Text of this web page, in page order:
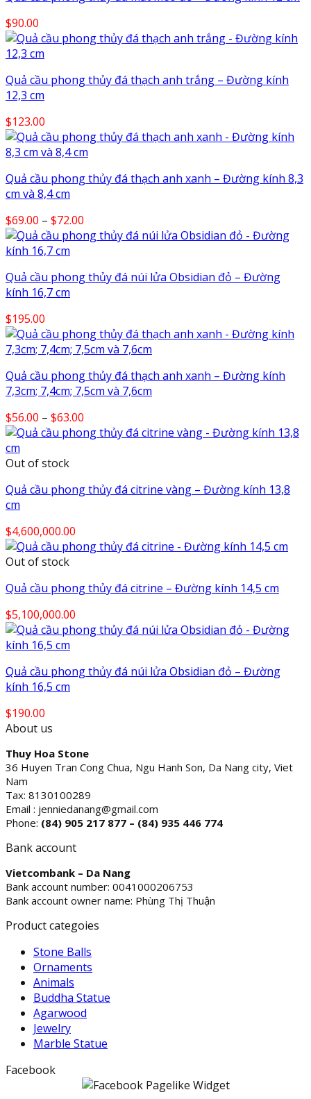
$90.00
Quả cầu phong thủy đá thạch anh trắng – Đường kính
12,3 cm
$123.00
Quả cầu phong thủy đá thạch anh xanh – Đường kính 8,3
cm và 8,4 cm
$69.00 – $72.00
range:
$72.00
Quả cầu phong thủy đá núi lửa Obsidian đỏ – Đường
kính 16,7 cm
$195.00
Quả cầu phong thủy đá thạch anh xanh – Đường kính
7,3cm; 7,4cm; 7,5cm và 7,6cm
$56.00 – $63.00
range:
Out of stock
Quả cầu phong thủy đá citrine vàng – Đường kính 13,8
cm
$4,600,000.00
Out of stock
Quả cầu phong thủy đá citrine – Đường kính 14,5 cm
$5,100,000.00
Quả cầu phong thủy đá núi lửa Obsidian đỏ – Đường
kính 16,5 cm
$190.00
About us
Thuy Hoa Stone
36 Huyen Tran Cong Chua, Ngu Hanh Son, Da Nang city, Viet
Nam
Tax: 8130100289
Email : jenniedanang@gmail.com
Phone: (84) 905 217 877 – (84) 935 446 774
Bank account
Vietcombank – Da Nang
Bank account number: 0041000206753
Bank account owner name: Phùng Thị Thuận
Product categoies
Stone Balls
Ornaments
Animals
Buddha Statue
Agarwood
Jewelry
Marble Statue
Facebook